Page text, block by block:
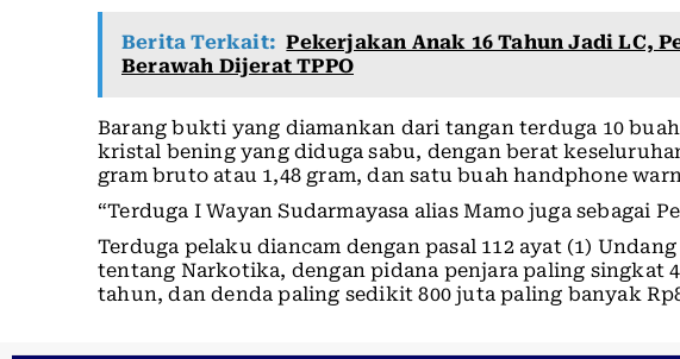
Berita Terkait: Pekerjakan Anak 16 Tahun Jadi LC,
Berawah Dijerat TPPO
Barang bukti yang diamankan dari tangan terduga 10
kristal bening yang diduga sabu, dengan berat
gram bruto atau 1,48 gram, dan satu buah handphone
“Terduga I Wayan Sudarmayasa alias Mamo juga sebagai
Terduga pelaku diancam dengan pasal 112 ayat (1)
tentang Narkotika, dengan pidana penjara paling singkat
tahun, dan denda paling sedikit 800 juta paling banyak